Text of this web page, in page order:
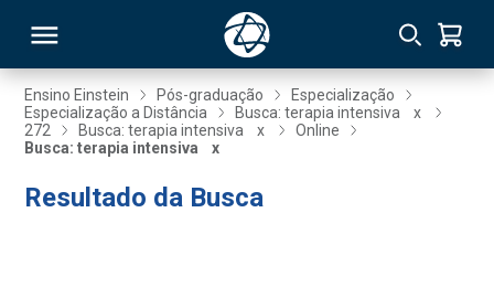
Ensino Einstein Pós-graduação
Especialização
Especialização a Distância
Busca: terapia intensiva
x
272
Busca: terapia intensiva x
Online
Busca: terapia intensiva
x
Resultado da Busca